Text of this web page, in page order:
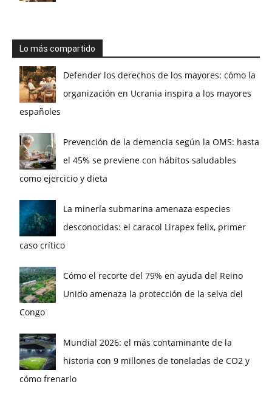
Lo más compartido
Defender los derechos de los mayores: cómo la
organización en Ucrania inspira a los mayores
españoles
Prevención de la demencia según la OMS: hasta
el 45% se previene con hábitos saludables
como ejercicio y dieta
La minería submarina amenaza especies
desconocidas: el caracol Lirapex felix, primer
caso crítico
Cómo el recorte del 79% en ayuda del Reino
Unido amenaza la protección de la selva del
Congo
Mundial 2026: el más contaminante de la
historia con 9 millones de toneladas de CO2 y
cómo frenarlo